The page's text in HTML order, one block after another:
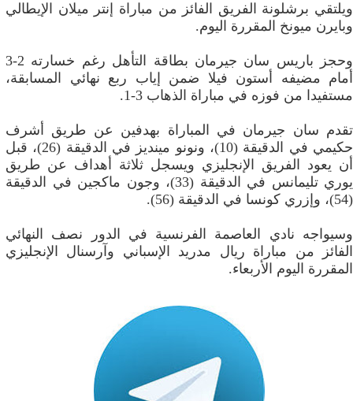
ويلتقي برشلونة الفريق الفائز من مباراة إنتر ميلان الإيطالي
وبايرن ميونخ المقررة اليوم.
وحجز باريس سان جيرمان بطاقة التأهل رغم خسارته 2-3
أمام مضيفه أستون فيلا ضمن إياب ربع نهائي المسابقة،
مستفيدا من فوزه في مباراة الذهاب 3-1.
تقدم سان جيرمان في المباراة بهدفين عن طريق أشرف
حكيمي في الدقيقة (10)، ونونو مينديز في الدقيقة (26)، قبل
أن يعود الفريق الإنجليزي ويسجل ثلاثة أهداف عن طريق
يوري تليمانس في الدقيقة (33)، وجون ماكجين في الدقيقة
(54)، وإزري كونسا في الدقيقة (56).
وسيواجه نادي العاصمة الفرنسية في الدور نصف النهائي
الفائز من مباراة ريال مدريد الإسباني وآرسنال الإنجليزي
المقررة اليوم الأربعاء.